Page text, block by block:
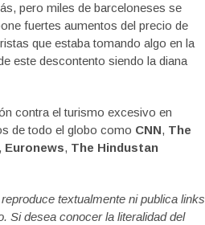
pero miles de barceloneses se
fuertes aumentos del precio de
que estaba tomando algo en la
este descontento siendo la diana
contra el turismo excesivo en
de todo el globo como CNN, The
, Euronews, The Hindustan
textualmente ni publica links
Si desea conocer la literalidad del